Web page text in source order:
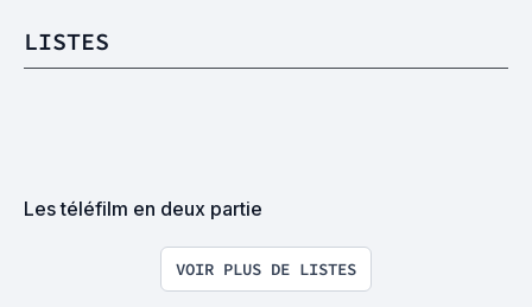
LISTES
Les téléfilm en deux partie
VOIR PLUS DE LISTES